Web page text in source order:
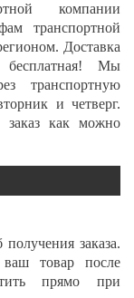
компании
транспортной
Доставка
бесплатная! Мы
транспортную
и четверг.
как можно
заказа.
ваш товар после
прямо при